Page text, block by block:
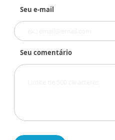
Seu e-mail
Seu comentário